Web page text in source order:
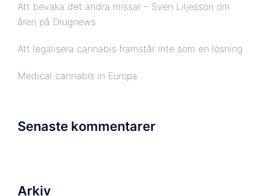
Att bevaka det andra missar – Sven Liljesson om
åren på Drugnews
Att legalisera cannabis framstår inte som en lösning
Medical cannabis in Europa
Senaste kommentarer
Arkiv